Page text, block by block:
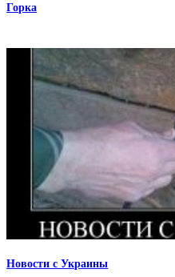
Горка
Новости с Украины